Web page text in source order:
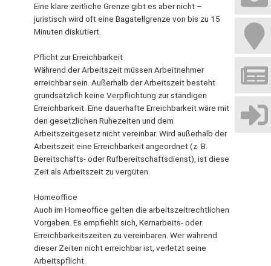
Eine klare zeitliche Grenze gibt es aber nicht –
juristisch wird oft eine Bagatellgrenze von bis zu 15
Minuten diskutiert.
Pflicht zur Erreichbarkeit
Während der Arbeitszeit müssen Arbeitnehmer
erreichbar sein. Außerhalb der Arbeitszeit besteht
grundsätzlich keine Verpflichtung zur ständigen
Erreichbarkeit. Eine dauerhafte Erreichbarkeit wäre mit
den gesetzlichen Ruhezeiten und dem
Arbeitszeitgesetz nicht vereinbar. Wird außerhalb der
Arbeitszeit eine Erreichbarkeit angeordnet (z. B.
Bereitschafts- oder Rufbereitschaftsdienst), ist diese
Zeit als Arbeitszeit zu vergüten.
Homeoffice
Auch im Homeoffice gelten die arbeitszeitrechtlichen
Vorgaben. Es empfiehlt sich, Kernarbeits- oder
Erreichbarkeitszeiten zu vereinbaren. Wer während
dieser Zeiten nicht erreichbar ist, verletzt seine
Arbeitspflicht.